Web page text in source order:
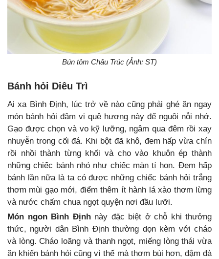
Bún tôm Châu Trúc (Ảnh: ST)
Bánh hỏi Diêu Trì
Ai xa Bình Định, lúc trở về nào cũng phải ghé ăn ngay
món bánh hỏi đậm vị quê hương này để nguôi nỗi nhớ.
Gạo được chọn và vo kỹ lưỡng, ngâm qua đêm rồi xay
nhuyễn trong cối đá. Khi bột đã khô, đem hấp vừa chín
rồi nhồi thành từng khối và cho vào khuôn ép thành
những chiếc bánh nhỏ như chiếc màn tí hon. Đem hấp
bánh lần nữa là ta có được những chiếc bánh hỏi trắng
thơm mùi gạo mới, điểm thêm ít hành lá xào thơm lừng
và nước chấm chua ngọt quyện nơi đầu lưỡi.
Món ngon Bình Địnhnày đặc biệt ở chỗ khi thưởng
thức, người dân Bình Định thường dọn kèm với cháo
và lòng. Cháo loãng và thanh ngọt, miếng lòng thái vừa
ăn khiến bánh hỏi cũng vì thế mà thơm bùi hơn, đậm đà